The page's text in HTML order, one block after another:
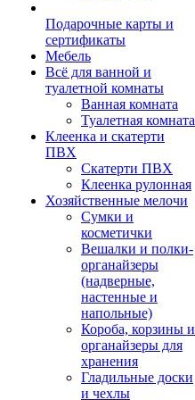
Подарочные карты и
сертификаты
Мебель
Всё для ванной и
туалетной комнаты
Ванная комната
Туалетная комната
Клеенка и скатерти
ПВХ
Скатерти ПВХ
Клеенка рулонная
Хозяйственные мелочи
Сумки и
косметички
Вешалки и полки-
органайзеры
(надверные,
настенные и
напольные)
Короба, корзины и
органайзеры для
хранения
Гладильные доски
и чехлы